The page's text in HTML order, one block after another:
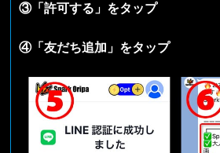
③「許可する」をタップ
④「友だち追加」をタップ